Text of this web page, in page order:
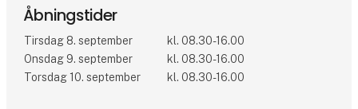
Åbningstider
Tirsdag 8. september
kl. 08.30-16.00
Onsdag 9. september
kl. 08.30-16.00
Torsdag 10. september
kl. 08.30-16.00